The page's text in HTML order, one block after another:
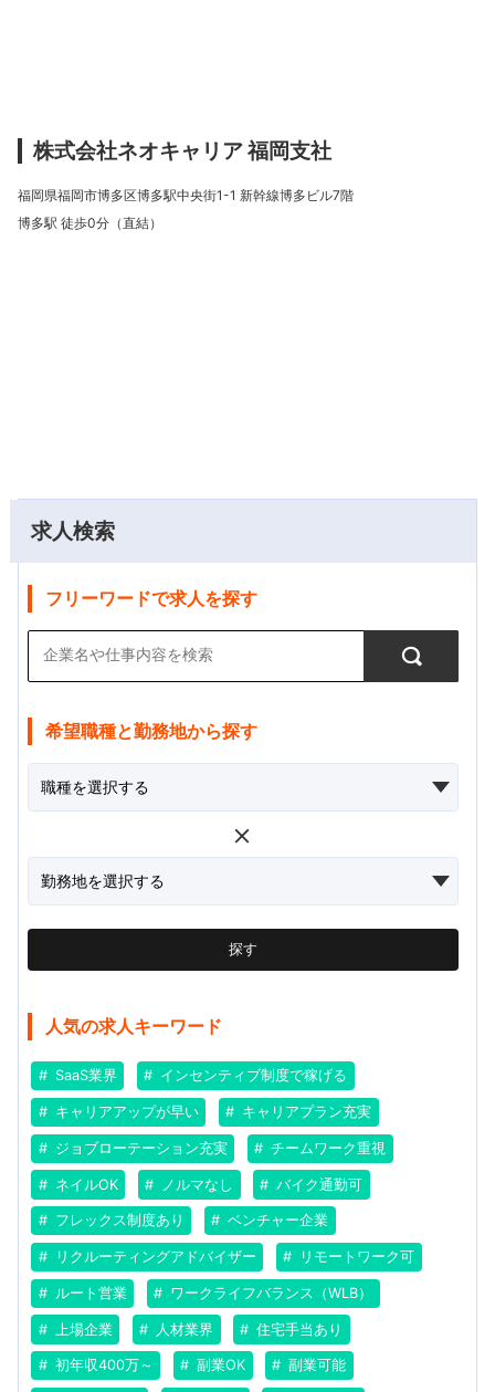
求人検索
フリーワードで求人を探す
希望職種と勤務地から探す
探す
人気の求人キーワード
SaaS業界 インセンティブ制度で稼げる
キャリアアップが早い キャリアプラン充実
ジョブローテーション充実 チームワーク重視
ネイルOK ノルマなし バイク通勤可
フレックス制度あり ベンチャー企業
リクルーティングアドバイザー リモートワーク可
ルート営業 ワークライフバランス（WLB）
上場企業 人材業界 住宅手当あり
初年収400万～ 副業OK 副業可能
株式会社ネオキャリア 福岡支社
福岡県福岡市博多区博多駅中央街1-1 新幹線博多ビル7階
博多駅 徒歩0分（直結）